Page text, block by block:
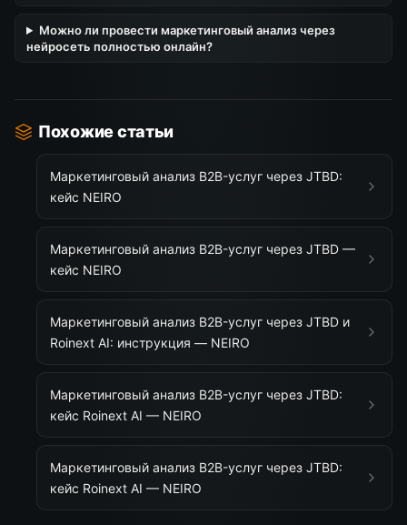
Можно ли провести маркетинговый анализ через
нейросеть полностью онлайн?
Похожие статьи
Маркетинговый анализ B2B-услуг через JTBD:
кейс NEIRO
Маркетинговый анализ B2B-услуг через JTBD —
кейс NEIRO
Маркетинговый анализ B2B-услуг через JTBD и
Roinext AI: инструкция — NEIRO
Маркетинговый анализ B2B-услуг через JTBD:
кейс Roinext AI — NEIRO
Маркетинговый анализ B2B-услуг через JTBD:
кейс Roinext AI — NEIRO